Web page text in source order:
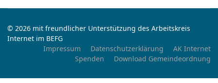
© 2026 mit freundlicher Unterstützung des Arbeitskreis
Internet im BEFG
Impressum
Datenschutzerklärung
AK Internet
Spenden
Download Gemeindeordnung